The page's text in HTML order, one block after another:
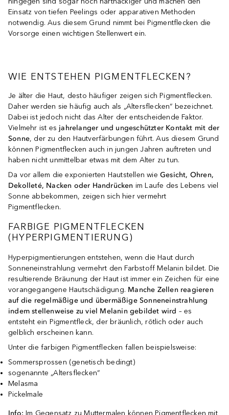
Einsatz von tiefen Peelings oder apparativen Methoden
notwendig. Aus diesem Grund nimmt bei Pigmentflecken die
Vorsorge einen wichtigen Stellenwert ein.
WIE ENTSTEHEN PIGMENTFLECKEN?
Je älter die Haut, desto häufiger zeigen sich Pigmentflecken.
Daher werden sie häufig auch als „Altersflecken“ bezeichnet.
Dabei ist jedoch nicht das Alter der entscheidende Faktor.
Vielmehr ist es jahrelanger und ungeschützter Kontakt mit der
Sonne, der zu den Hautverfärbungen führt. Aus diesem Grund
können Pigmentflecken auch in jungen Jahren auftreten und
haben nicht unmittelbar etwas mit dem Alter zu tun.
Da vor allem die exponierten Hautstellen wie Gesicht, Ohren,
Dekolleté, Nacken oder Handrücken im Laufe des Lebens viel
Sonne abbekommen, zeigen sich hier vermehrt
Pigmentflecken.
FARBIGE PIGMENTFLECKEN
(HYPERPIGMENTIERUNG)
Hyperpigmentierungen entstehen, wenn die Haut durch
Sonneneinstrahlung vermehrt den Farbstoff Melanin bildet. Die
resultierende Bräunung der Haut ist immer ein Zeichen für eine
vorangegangene Hautschädigung. Manche Zellen reagieren
auf die regelmäßige und übermäßige Sonneneinstrahlung
indem stellenweise zu viel Melanin gebildet wird – es
entsteht ein Pigmentfleck, der bräunlich, rötlich oder auch
gelblich erscheinen kann.
Unter die farbigen Pigmentflecken fallen beispielsweise:
Sommersprossen (genetisch bedingt)
sogenannte „Altersflecken“
Melasma
Pickelmale
Info:Im Gegensatz zu Muttermalen können Pigmentflecken mit